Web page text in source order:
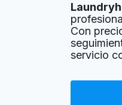
Con
servicio